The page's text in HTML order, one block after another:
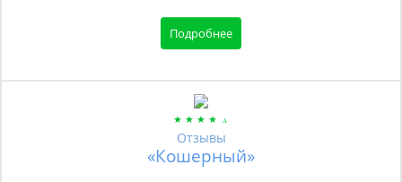
Подробнее
Отзывы
«Кошерный»